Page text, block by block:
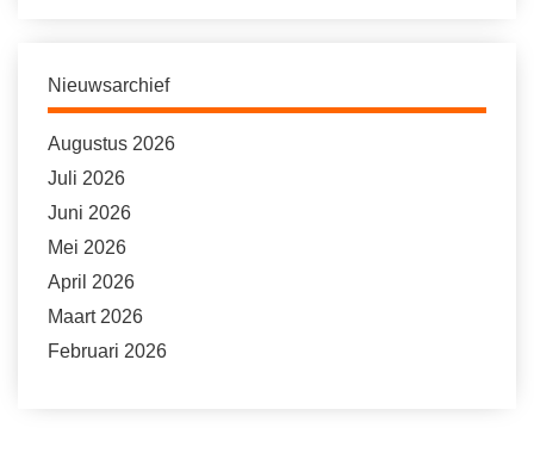
Nieuwsarchief
Augustus 2026
Juli 2026
Juni 2026
Mei 2026
April 2026
Maart 2026
Februari 2026